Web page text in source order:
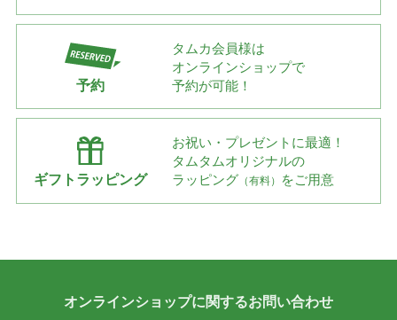
予約
タムカ会員様は
オンラインショップで
予約が可能！
ギフトラッピング
お祝い・プレゼントに最適！
タムタムオリジナルの
ラッピング （有料） をご用意
オンラインショップに関するお問い合わせ